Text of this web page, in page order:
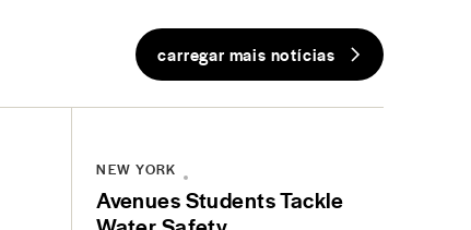
carregar mais notícias
NEW YORK
Avenues Students Tackle